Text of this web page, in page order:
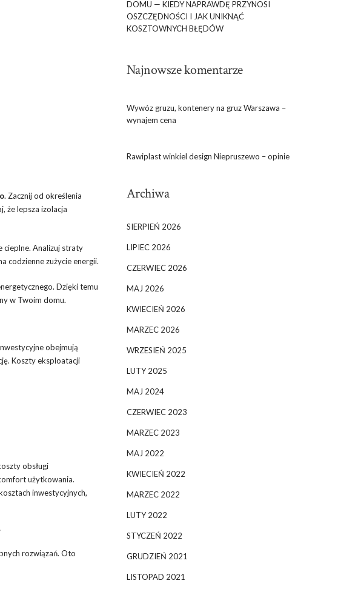
. Zacznij od określenia
że lepsza izolacja
cieplne. Analizuj straty
codzienne zużycie energii.
Dzięki temu
w Twoim domu.
obejmują
Koszty eksploatacji
obsługi
użytkowania.
inwestycyjnych,
rozwiązań. Oto
DOMU — KIEDY NAPRAWDĘ PRZYNOSI
OSZCZĘDNOŚCI I JAK UNIKNĄĆ
KOSZTOWNYCH BŁĘDÓW
Najnowsze komentarze
Wywóz gruzu, kontenery na gruz Warszawa –
wynajem cena
Rawiplast winkiel design Niepruszewo – opinie
Archiwa
SIERPIEŃ 2026
LIPIEC 2026
CZERWIEC 2026
MAJ 2026
KWIECIEŃ 2026
MARZEC 2026
WRZESIEŃ 2025
LUTY 2025
MAJ 2024
CZERWIEC 2023
MARZEC 2023
MAJ 2022
KWIECIEŃ 2022
MARZEC 2022
LUTY 2022
STYCZEŃ 2022
GRUDZIEŃ 2021
LISTOPAD 2021